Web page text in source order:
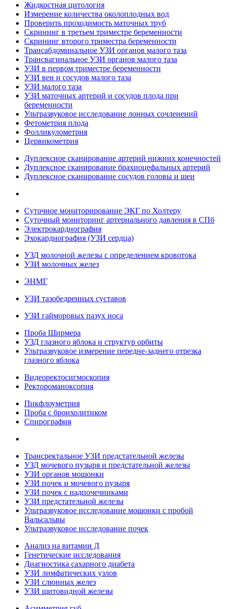
Жидкостная цитология
Измерение количества околоплодных вод
Проверить проходимость маточных труб
Скрининг в третьем триместре беременности
Скрининг второго триместра беременности
Трансабдоминальное УЗИ органов малого таза
Трансвагинальное УЗИ органов малого таза
УЗИ в первом триместре беременности
УЗИ вен и сосудов малого таза
УЗИ малого таза
УЗИ маточных артерий и сосудов плода при
беременности
Ультразвуковое исследование лонных сочленений
Фетометрия плода
Фолликулометрия
Цервикометрия
Дуплексное сканирование артерий нижних конечностей
Дуплексное сканирование брахиоцефальных артерий
Дуплексное сканирование сосудов головы и шеи
Суточное мониторирование ЭКГ по Холтеру
Суточный мониторинг артериального давления в СПб
Электрокардиография
Эхокардиография (УЗИ сердца)
УЗД молочной железы с определением кровотока
УЗИ молочных желез
ЭНМГ
УЗИ тазобедренных суставов
УЗИ гайморовых пазух носа
Проба Ширмера
УЗД глазного яблока и структур орбиты
Ультразвуковое измерение передне-заднего отрезка
глазного яблока
Видеоректосигмоскопия
Ректороманоксопия
Пикфлоуметрия
Проба с бронхолитиком
Спирография
Трансректальное УЗИ предстательной железы
УЗД мочевого пузыря и предстательной железы
УЗИ органов мошонки
УЗИ почек и мочевого пузыря
УЗИ почек с надпочечниками
УЗИ предстательной железы
Ультразвуковое исследование мошонки с пробой
Вальсальвы
Ультразвуковое исследование почек
Анализ на витамин Д
Генетические исследования
Диагностика сахарного диабета
УЗИ лимфатических узлов
УЗИ слюнных желез
УЗИ щитовидной железы